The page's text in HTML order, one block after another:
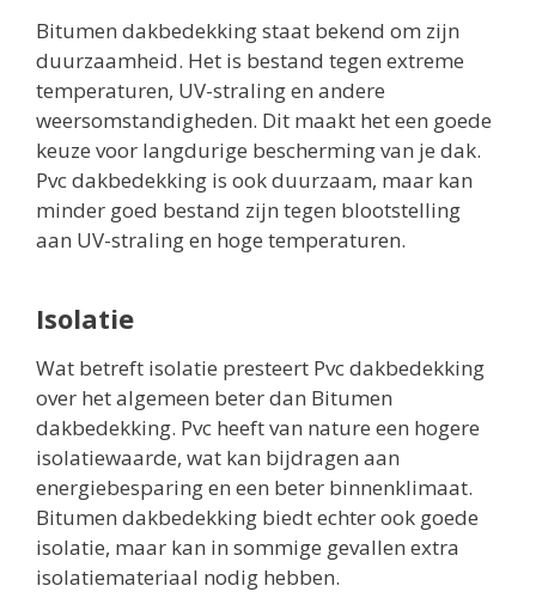
Bitumen dakbedekking staat bekend om zijn
duurzaamheid. Het is bestand tegen extreme
temperaturen, UV-straling en andere
weersomstandigheden. Dit maakt het een goede
keuze voor langdurige bescherming van je dak.
Pvc dakbedekking is ook duurzaam, maar kan
minder goed bestand zijn tegen blootstelling
aan UV-straling en hoge temperaturen.
Isolatie
Wat betreft isolatie presteert Pvc dakbedekking
over het algemeen beter dan Bitumen
dakbedekking. Pvc heeft van nature een hogere
isolatiewaarde, wat kan bijdragen aan
energiebesparing en een beter binnenklimaat.
Bitumen dakbedekking biedt echter ook goede
isolatie, maar kan in sommige gevallen extra
isolatiemateriaal nodig hebben.